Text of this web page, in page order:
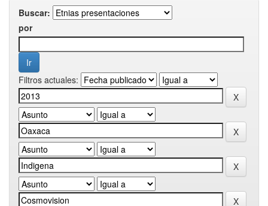
Buscar:
por
Filtros actuales: